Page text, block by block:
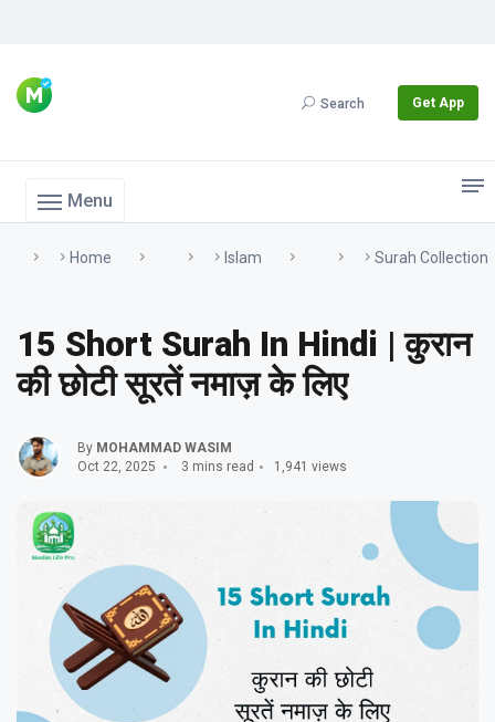
Search Get App
Menu
Home Islam Surah Collection
15 Short Surah In Hindi | कुरान
की छोटी सूरतें नमाज़ के लिए
By MOHAMMAD WASIM
Oct 22, 2025
3 mins read 1,941 views